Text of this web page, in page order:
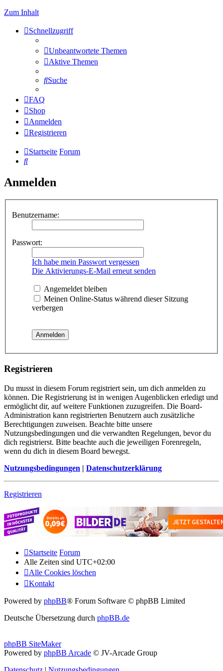
Zum Inhalt
Schnellzugriff
Unbeantwortete Themen
Aktive Themen
Suche
FAQ
Shop
Anmelden
Registrieren
Startseite Forum
Suche
Anmelden
Benutzername:
Passwort:
Ich habe mein Passwort vergessen
Die Aktivierungs-E-Mail erneut senden
Angemeldet bleiben
Meinen Online-Status während dieser Sitzung
verbergen
Registrieren
Du musst in diesem Forum registriert sein, um dich anmelden zu
können. Die Registrierung ist in wenigen Augenblicken erledigt und
ermöglicht dir, auf weitere Funktionen zuzugreifen. Die Board-
Administration kann registrierten Benutzern auch zusätzliche
Berechtigungen zuweisen. Beachte bitte unsere
Nutzungsbedingungen und die verwandten Regelungen, bevor du
dich registrierst. Bitte beachte auch die jeweiligen Forenregeln,
wenn du dich in diesem Board bewegst.
Nutzungsbedingungen | Datenschutzerklärung
Registrieren
Startseite Forum
Alle Zeiten sind UTC+02:00
Alle Cookies löschen
Kontakt
Powered by phpBB® Forum Software © phpBB Limited
Deutsche Übersetzung durch phpBB.de
phpBB SiteMaker
Powered by phpBB Arcade © JV-Arcade Group